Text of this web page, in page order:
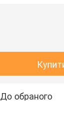
До обраного